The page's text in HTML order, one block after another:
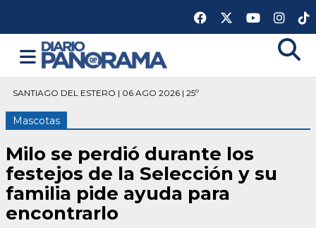
SANTIAGO DEL ESTERO | 06 AGO 2026 | 25º
Mascotas
Milo se perdió durante los
festejos de la Selección y su
familia pide ayuda para
encontrarlo